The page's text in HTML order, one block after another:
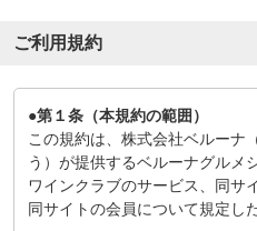
ご利用規約
●第１条（本規約の範囲）
この規約は、株式会社ベルーナ
う）が提供するベルーナグルメ
ワインクラブのサービス、同サ
同サイトの会員について規定し